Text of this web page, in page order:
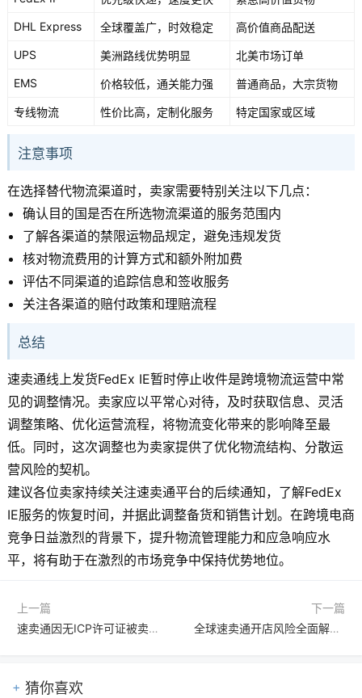
DHL Express
全球覆盖广，时效稳定
高价值商品配送
UPS
美洲路线优势明显
北美市场订单
EMS
价格较低，通关能力强 普通商品，大宗货物
专线物流 性价比高，定制化服务 特定国家或区域
注意事项
在选择替代物流渠道时，卖家需要特别关注以下几点：
确认目的国是否在所选物流渠道的服务范围内
了解各渠道的禁限运物品规定，避免违规发货
核对物流费用的计算方式和额外附加费
评估不同渠道的追踪信息和签收服务
关注各渠道的赔付政策和理赔流程
总结
速卖通线上发货FedEx IE暂时停止收件是跨境物流运营中常
见的调整情况。卖家应以平常心对待，及时获取信息、灵活
调整策略、优化运营流程，将物流变化带来的影响降至最
低。同时，这次调整也为卖家提供了优化物流结构、分散运
营风险的契机。
建议各位卖家持续关注速卖通平台的后续通知，了解FedEx
IE服务的恢复时间，并据此调整备货和销售计划。在跨境电商
竞争日益激烈的背景下，提升物流管理能力和应急响应水
平，将有助于在激烈的市场竞争中保持优势地位。
上一篇
速卖通因无ICP许可证被卖家起诉获赔，跨境电商合规警示
下一篇
全球速卖通开店风险全面解析：从政策合规到市场竞争的规避策略
猜你喜欢